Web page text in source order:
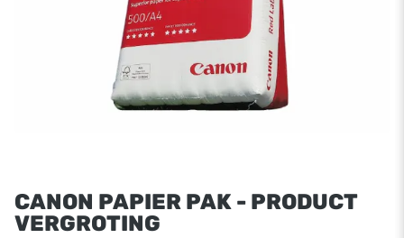
CANON PAPIER PAK - PRODUCT
VERGROTING